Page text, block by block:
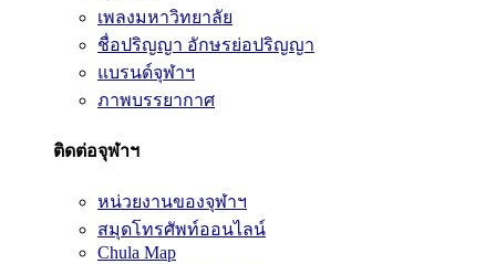
เพลงมหาวิทยาลัย
ชื่อปริญญา อักษรย่อปริญญา
แบรนด์จุฬาฯ
ภาพบรรยากาศ
ติดต่อจุฬาฯ
หน่วยงานของจุฬาฯ
สมุดโทรศัพท์ออนไลน์
Chula Map